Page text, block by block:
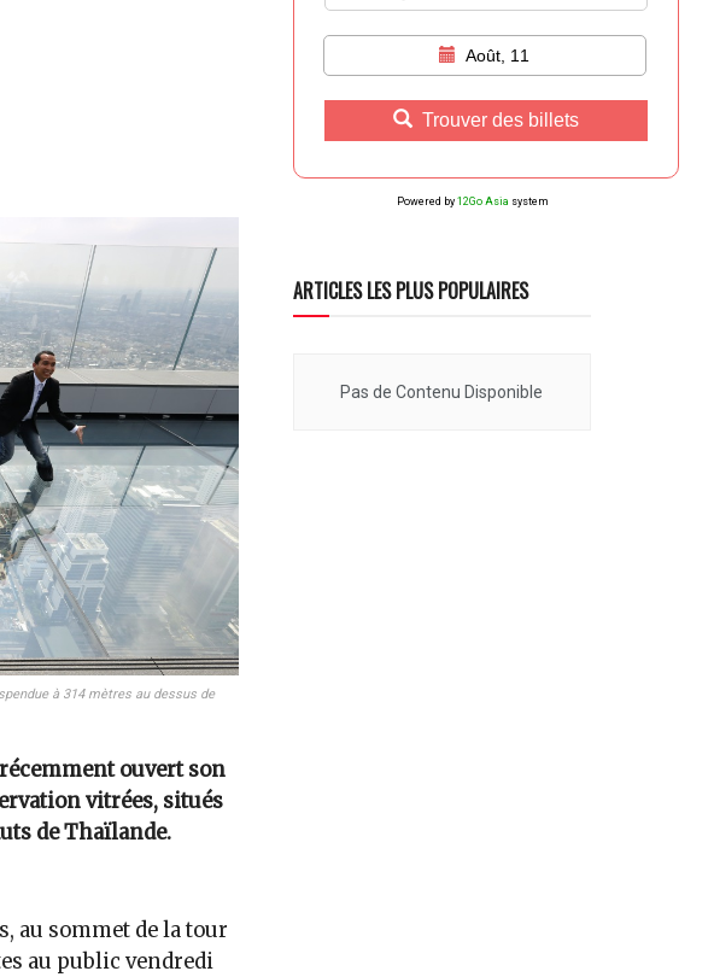
à 314 mètres au dessus de
ouvert son
vitrées, situés
de Thaïlande.
au sommet de la tour
au public vendredi
Août, 11
Trouver des billets
Powered by 12Go Asia system
ARTICLES LES PLUS POPULAIRES
Pas de Contenu Disponible